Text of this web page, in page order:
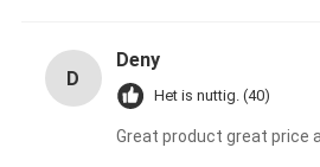
D
Deny
Het is nuttig. (40)
Great product great price